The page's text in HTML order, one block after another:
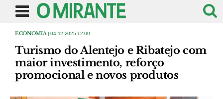
ECONOMIA | 04-12-2025 12:00
Turismo do Alentejo e Ribatejo com
maior investimento, reforço
promocional e novos produtos